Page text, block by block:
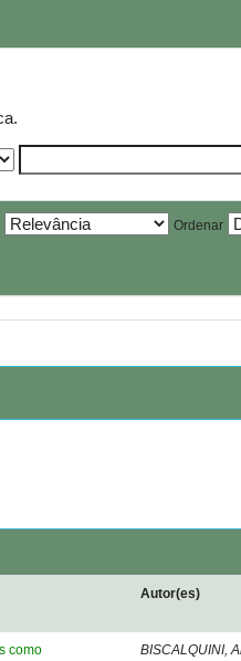
Ordenar
Autor(es)
como BISCALQUINI,